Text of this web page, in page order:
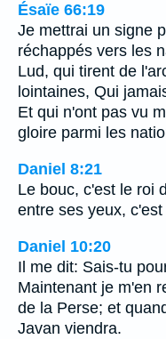
Ésaïe 66:19
Je mettrai un signe
réchappés vers les
Lud, qui tirent de
lointaines, Qui
Et qui n'ont pas vu
gloire parmi les
Daniel 8:21
Le bouc, c'est le roi
entre ses yeux,
Daniel 10:20
Il me dit: Sais-tu
Maintenant je m'en
de la Perse; et
Javan viendra.